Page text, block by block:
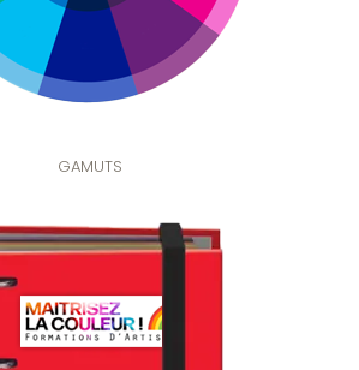
GAMUTS